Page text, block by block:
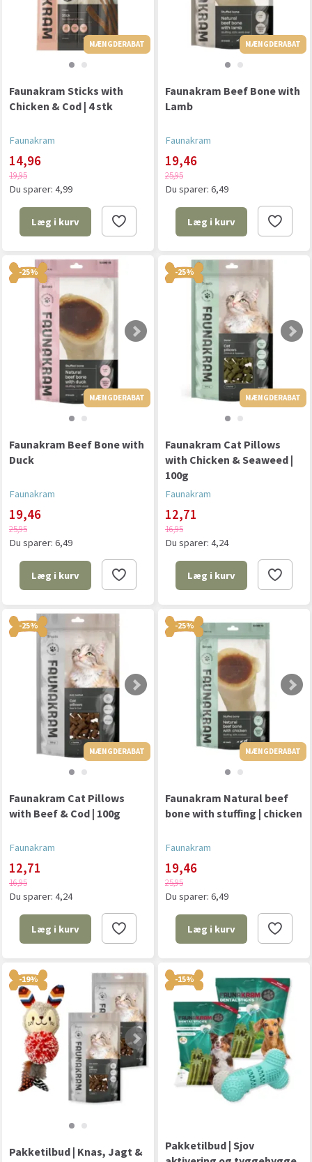
MÆNGDERABAT MÆNGDERABAT
Faunakram Sticks with
Chicken & Cod | 4 stk
Faunakram
14,96
19,95
Du sparer: 4,99
Læg i kurv
MÆNGDERABAT
Faunakram Beef Bone with
Lamb
Faunakram
19,46
25,95
Du sparer: 6,49
Læg i kurv
-25%
MÆNGDERABAT MÆNGDERABAT
Faunakram Beef Bone with
Duck
Faunakram
19,46
25,95
Du sparer: 6,49
Læg i kurv
-25%
MÆNGDERABAT
Faunakram Cat Pillows
with Chicken & Seaweed |
100g
Faunakram
12,71
16,95
Du sparer: 4,24
Læg i kurv
-25%
MÆNGDERABAT MÆNGDERABAT
Faunakram Cat Pillows
with Beef & Cod | 100g
Faunakram
12,71
16,95
Du sparer: 4,24
Læg i kurv
-25%
MÆNGDERABAT
Faunakram Natural beef
bone with stuffing | chicken
Faunakram
19,46
25,95
Du sparer: 6,49
Læg i kurv
-19%
Pakketilbud | Knas, Jagt &
-15%
Pakketilbud | Sjov